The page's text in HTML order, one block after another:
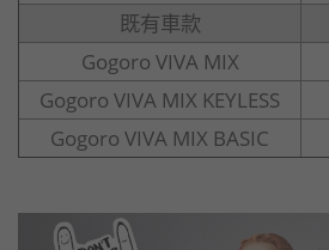
既有車款
Gogoro VIVA MIX
Gogoro VIVA MIX KEYLESS
Gogoro VIVA MIX BASIC